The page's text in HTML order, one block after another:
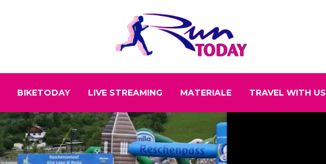
BIKETODAY LIVE STREAMING MATERIALE TRAVEL WITH US